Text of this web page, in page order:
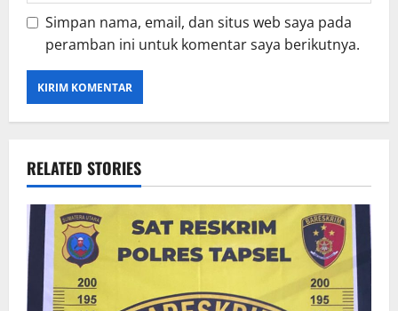
Simpan nama, email, dan situs web saya pada
peramban ini untuk komentar saya berikutnya.
RELATED STORIES